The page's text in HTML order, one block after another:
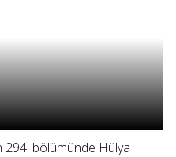
294. bölümünde Hülya